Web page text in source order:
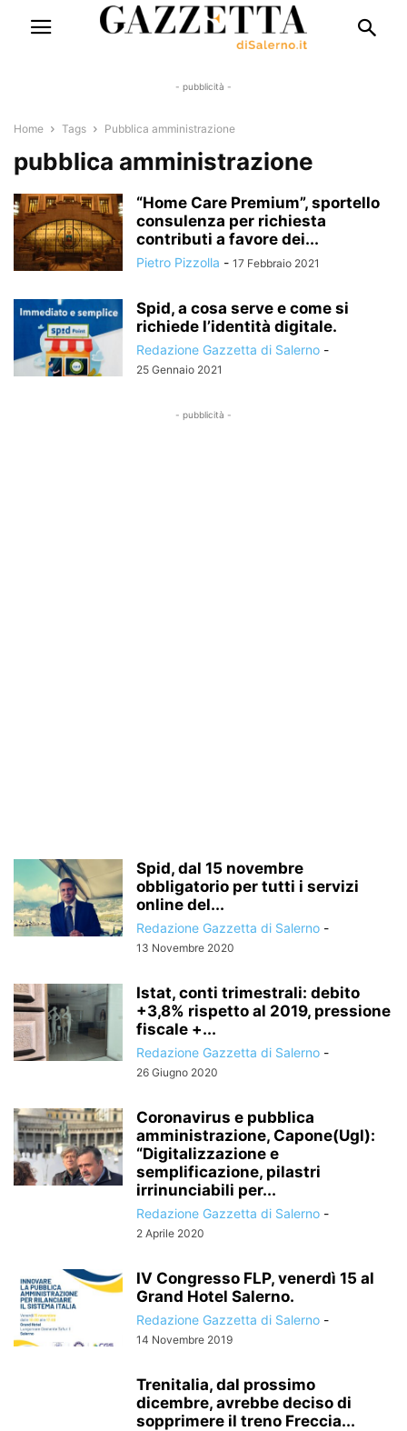
- pubblicità -
Home Tags Pubblica amministrazione
pubblica amministrazione
“Home Care Premium”, sportello
consulenza per richiesta
contributi a favore dei...
Pietro Pizzolla - 17 Febbraio 2021
Spid, a cosa serve e come si
richiede l’identità digitale.
Redazione Gazzetta di Salerno -
25 Gennaio 2021
- pubblicità -
Spid, dal 15 novembre
obbligatorio per tutti i servizi
online del...
Redazione Gazzetta di Salerno -
13 Novembre 2020
Istat, conti trimestrali: debito
+3,8% rispetto al 2019, pressione
fiscale +...
Redazione Gazzetta di Salerno -
26 Giugno 2020
Coronavirus e pubblica
amministrazione, Capone(Ugl):
“Digitalizzazione e
semplificazione, pilastri
irrinunciabili per...
Redazione Gazzetta di Salerno -
2 Aprile 2020
IV Congresso FLP, venerdì 15 al
Grand Hotel Salerno.
Redazione Gazzetta di Salerno -
14 Novembre 2019
Trenitalia, dal prossimo
dicembre, avrebbe deciso di
sopprimere il treno Freccia...